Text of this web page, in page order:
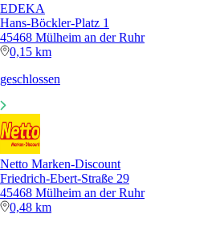
EDEKA
Hans-Böckler-Platz 1
45468 Mülheim an der Ruhr
0,15 km
geschlossen
Netto Marken-Discount
Friedrich-Ebert-Straße 29
45468 Mülheim an der Ruhr
0,48 km